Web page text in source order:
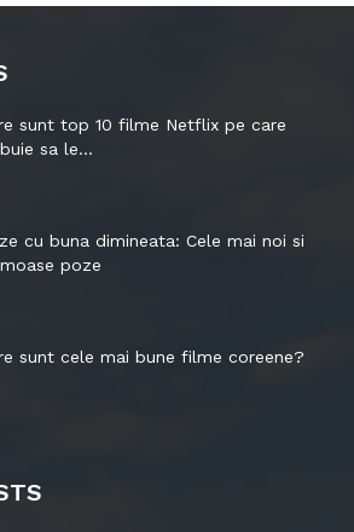
sunt top 10 filme Netflix pe care
sa le...
cu buna dimineata: Cele mai noi si
poze
sunt cele mai bune filme coreene?